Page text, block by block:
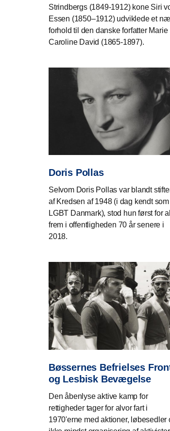
Strindbergs (1849-1912) kone Siri
Essen (1850–1912) udviklede et
forhold til den danske forfatter Marie
Caroline David (1865-1897).
Doris Pollas
Selvom Doris Pollas var blandt
af Kredsen af 1948 (i dag kendt som
LGBT Danmark), stod hun først for
frem i offentligheden 70 år senere i
2018.
Bøssernes Befrielses
og Lesbisk Bevægelse
Den åbenlyse aktive kamp for
rettigheder tager for alvor fart i
1970'erne med aktioner, løbesedler